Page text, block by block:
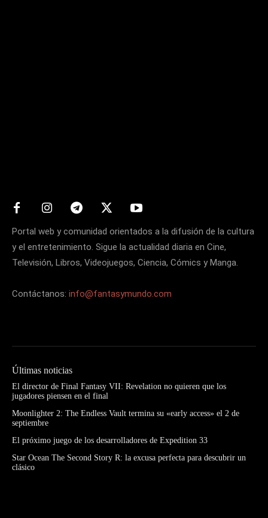
Portal web y comunidad orientados a la difusión de la cultura
y el entretenimiento. Sigue la actualidad diaria en Cine,
Televisión, Libros, Videojuegos, Ciencia, Cómics y Manga.
Contáctanos: info@fantasymundo.com
Últimas noticias
El director de Final Fantasy VII: Revelation no quieren que los
jugadores piensen en el final
Moonlighter 2: The Endless Vault termina su «early access» el 2 de
septiembre
El próximo juego de los desarrolladores de Expedition 33
Star Ocean The Second Story R: la excusa perfecta para descubrir un
clásico